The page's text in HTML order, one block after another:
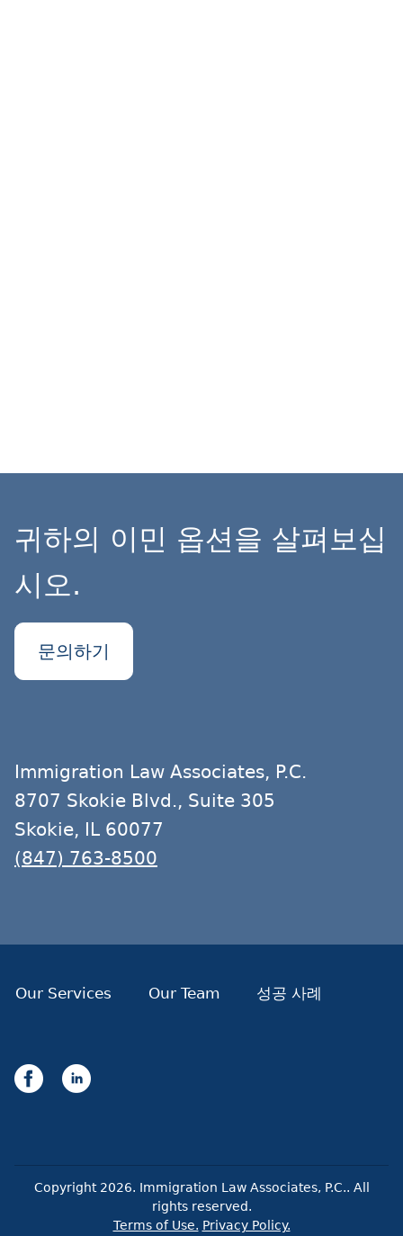
귀하의 이민 옵션을 살펴보십
시오.
문의하기
Immigration Law Associates, P.C.
8707 Skokie Blvd., Suite 305
Skokie, IL 60077
(847) 763-8500
Our Services Our Team 성공 사례
Copyright 2026. Immigration Law Associates, P.C.. All
rights reserved.
Terms of Use. Privacy Policy.